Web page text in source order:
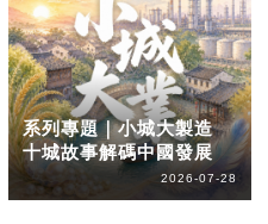
系列專題｜小城大製造
十城故事解碼中國發展
2026-07-28